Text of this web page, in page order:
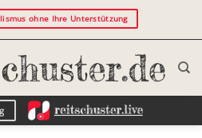
ohne Ihre Unterstützung